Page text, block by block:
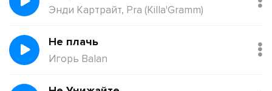
Энди Картрайт, Pra (Killa'Gramm)
Не плачь
Игорь Balan